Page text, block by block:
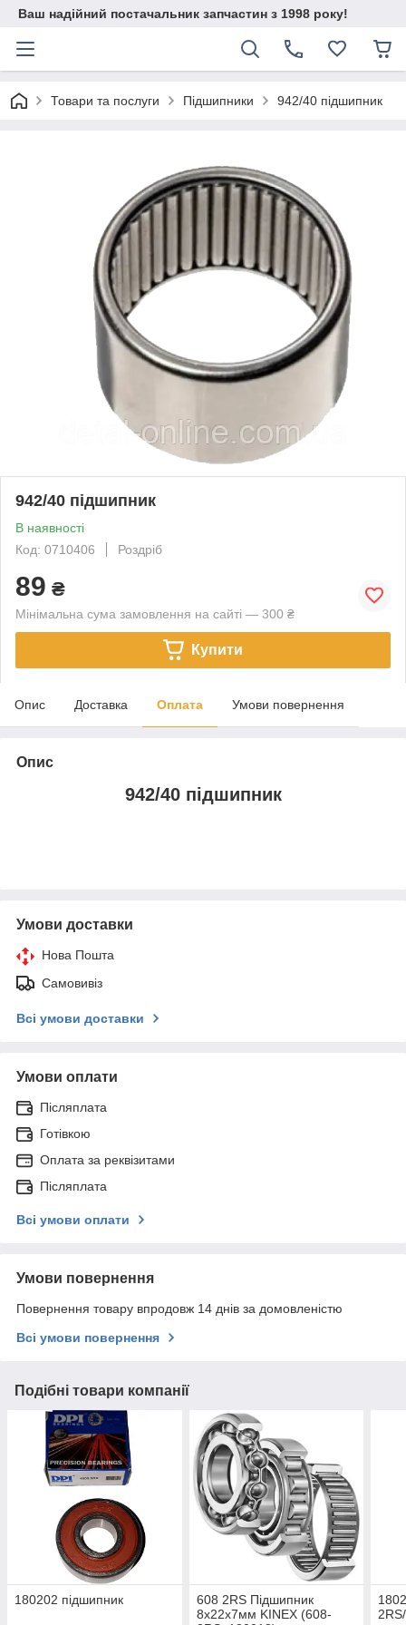
Ваш надійний постачальник запчастин з 1998 року!
Товари та послуги Підшипники 942/40 підшипник
942/40 підшипник
В наявності
Код: 0710406
Роздріб
89 ₴
Мінімальна сума замовлення на сайті — 300 ₴
Купити
Опис Доставка Оплата Умови повернення
Опис
942/40 підшипник
Умови доставки
Нова Пошта
Самовивіз
Всі умови доставки
Умови оплати
Післяплата
Готівкою
Оплата за реквізитами
Післяплата
Всі умови оплати
Умови повернення
Повернення товару впродовж 14 днів за домовленістю
Всі умови повернення
Подібні товари компанії
180202 підшипник
608 2RS Підшипник
8х22х7мм KINEX (608-
2RS/